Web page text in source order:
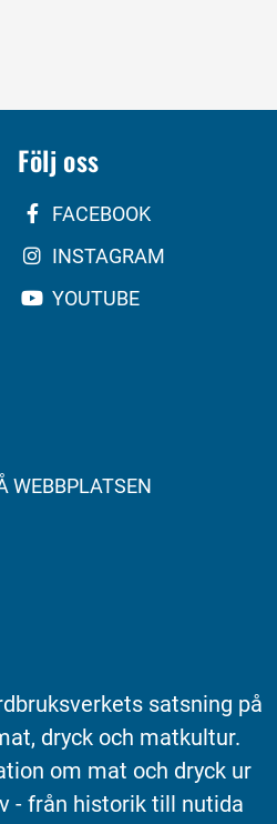
Följ oss
FACEBOOK
INSTAGRAM
YOUTUBE
WEBBPLATSEN
satsning på
dryck och matkultur.
om mat och dryck ur
- från historik till nutida